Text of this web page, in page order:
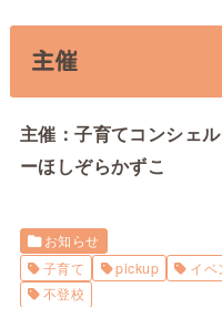
主催
主催：子育てコンシェ
ーほしぞらかずこ
お知らせ
子育て
pickup イベ
不登校